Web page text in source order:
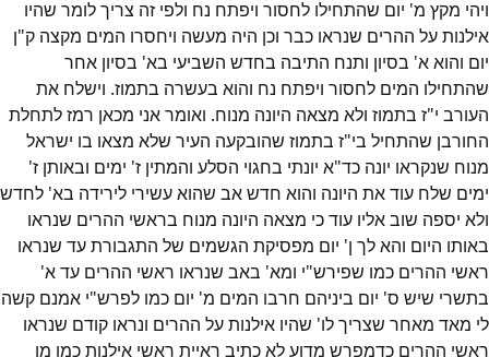
ויהי מקץ מ' יום שהתחילו לחסור ויפתח נח ולפי זה צריך לומר שהיו
אילנות על ההרים שנראו כבר וכן היה מעשה ויחסרו המים מקצה ק"ן
יום והוא א' בסיון ותנח התיבה בחדש השביעי בא' בסיון אחר
שהתחילו המים לחסור ויפתח נח והוא בעשרה בתמוז. וישלח את
העורב י"ז בתמוז ולא מצאה היונה מנוח. ואומר אני מכאן רמז לתחלת
החורבן שהתחיל בי"ז בתמוז שהובקעה העיר שלא מצאו בו ישראל
מנוח שנקראו יונה כד"א יונתי בחגוי הסלע והמתין ז' ימים ובאותן ז'
ימים שלח עוד את היונה והוא חדש אב שהוא עשירי לירידה בא' לחדש
ולא יספה שוב אליו עוד כי מצאה היונה מנוח בראשי ההרים שנראו
באותו היום והא לך ן' יום מפסיקת הגשמים של התגבורת עד שנראו
ראשי ההרים כמו שפירש"י ומא' באב שנראו ראשי ההרים עד א'
בתשרי שיש ס' יום ביניהם חרבו המים מ' יום כמו לפרש"י אמנם קשה
לי מאד מאחר שצריך לו' שהיו אילנות על ההרים ונראו קודם שנראו
ראשי ההרים כדמפרש מדוע לא כתיב ראיית ראשי אילנות כמו מן